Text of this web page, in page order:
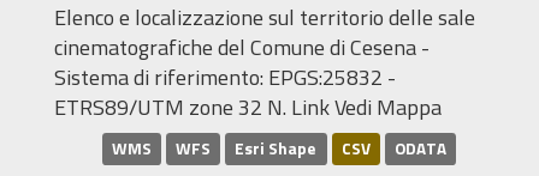
Elenco e localizzazione sul territorio delle sale
cinematografiche del Comune di Cesena -
Sistema di riferimento: EPGS:25832 -
ETRS89/UTM zone 32 N. Link Vedi Mappa
WMS WFS Esri Shape CSV ODATA